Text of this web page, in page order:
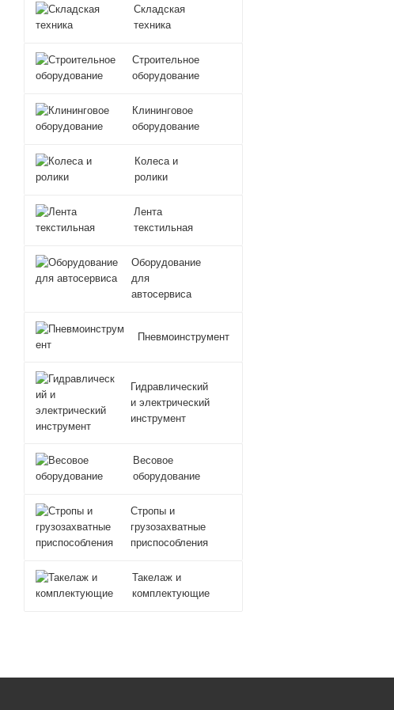
Складская
техника
Строительное
оборудование
Клининговое
оборудование
Колеса и
ролики
Лента
текстильная
Оборудование
для
автосервиса
Пневмоинструмент
Гидравлический
и электрический
инструмент
Весовое
оборудование
Стропы и
грузозахватные
приспособления
Такелаж и
комплектующие